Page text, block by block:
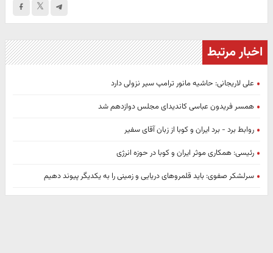
اخبار مرتبط
علی لاریجانی: حاشیه مانور ترامپ سیر نزولی دارد
همسر فریدون عباسی کاندیدای مجلس دوازدهم شد
روابط برد - برد ایران و کوبا از زبان آقای سفیر
رئیسی: همکاری موثر ایران و کوبا در حوزه انرژی
سرلشکر صفوی: باید قلمروهای دریایی و زمینی را به یکدیگر پیوند دهیم